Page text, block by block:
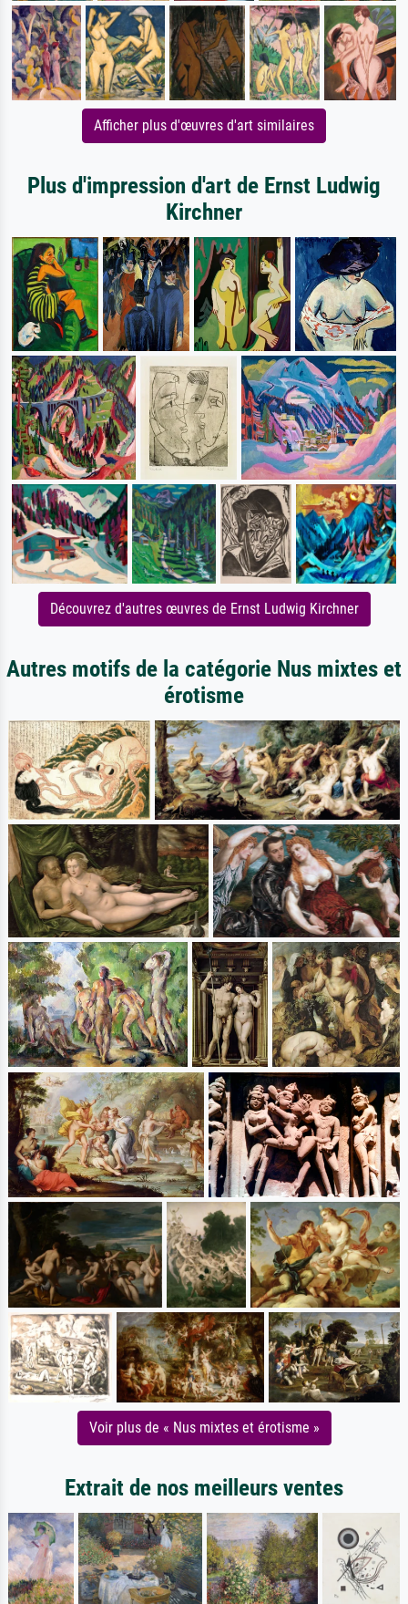
Afficher plus d'œuvres d'art similaires
Plus d'impression d'art de Ernst Ludwig
Kirchner
Découvrez d'autres œuvres de Ernst Ludwig Kirchner
Autres motifs de la catégorie Nus mixtes et
érotisme
Voir plus de « Nus mixtes et érotisme »
Extrait de nos meilleurs ventes